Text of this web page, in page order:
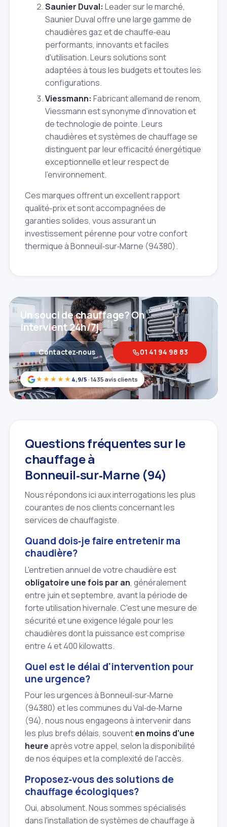
Saunier Duval: Leader sur le marché,
Saunier Duval offre une large gamme de
chaudières gaz et de chauffe‑eau
performants, innovants et faciles
d'utilisation. Leurs solutions sont
adaptées à tous les budgets et toutes les
configurations.
Viessmann: Fabricant allemand de renom,
Viessmann est synonyme d'innovation et
de technologie de pointe. Leurs
chaudières et systèmes de chauffage se
distinguent par leur efficacité énergétique
exceptionnelle et leur respect de
l'environnement.
Ces marques offrent un excellent rapport
qualité‑prix et sont accompagnées de
garanties solides, vous assurant un
investissement pérenne pour votre confort
thermique à Bonneuil‑sur‑Marne (94380).
★★★★★ 4,9/5 · 1435 avis clients
Un souci de chauffage? On
intervient 24h/7j.
Contactez‑nous 01 41 94 98 83
Questions fréquentes sur le
chauffage à
Bonneuil‑sur‑Marne (94)
Nous répondons ici aux interrogations les plus
courantes de nos clients concernant les
services de chauffagiste.
Quand dois‑je faire entretenir ma
chaudière?
L'entretien annuel de votre chaudière est
obligatoire une fois par an, généralement
entre juin et septembre, avant la période de
forte utilisation hivernale. C'est une mesure de
sécurité et une exigence légale pour les
chaudières dont la puissance est comprise
entre 4 et 400 kilowatts.
Quel est le délai d'intervention pour
une urgence?
Pour les urgences à Bonneuil‑sur‑Marne
(94380) et les communes du Val‑de‑Marne
(94), nous nous engageons à intervenir dans
les plus brefs délais, souventen moins d'une
heureaprès votre appel, selon la disponibilité
de nos équipes et la complexité de l'accès.
Proposez‑vous des solutions de
chauffage écologiques?
Oui, absolument. Nous sommes spécialisés
dans l'installation de systèmes de chauffage à